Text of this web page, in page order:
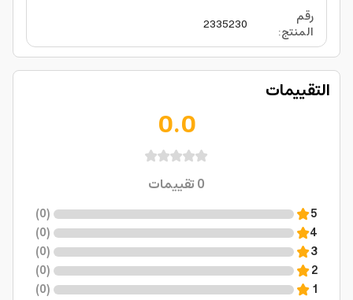
رقم
المنتج:
2335230
التقييمات
0.0
0تقييمات
5
(
0
)
4
(
0
)
3
(
0
)
2
(
0
)
1
(
0
)